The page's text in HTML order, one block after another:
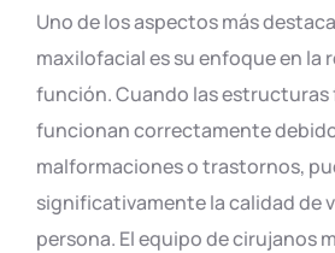
Uno de los aspectos más
maxilofacial es su enfoque en la
función. Cuando las estructuras
funcionan correctamente
malformaciones o trastornos,
significativamente la calidad de
persona. El equipo de cirujanos